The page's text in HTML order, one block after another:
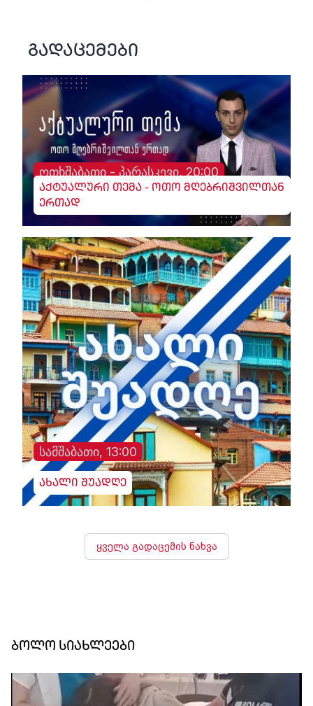
გადაცემები
ოთხშაბათი - პარასკევი, 20:00
აქტუალური თემა - ოთო მღებრიშვილთან
ერთად
სამშაბათი, 13:00
ახალი შუადღე
ყველა გადაცემის ნახვა
ბოლო სიახლეები